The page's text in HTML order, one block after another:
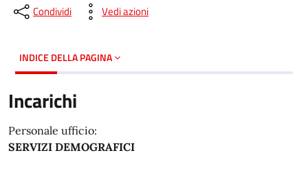
Condividi Vedi azioni
INDICE DELLA PAGINA
Incarichi
Personale ufficio:
SERVIZI DEMOGRAFICI